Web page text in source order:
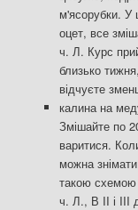
м'ясорубки. У
оцет, все
ч. Л. Курс
близько
відчуєте
калина на
Змішайте по
варитися.
можна
такою схемою
ч. Л., В II і III